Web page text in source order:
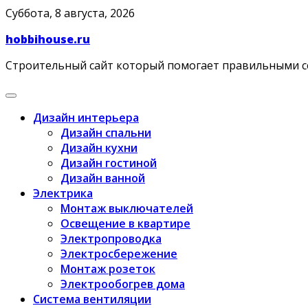
Skip
content
Суббота, 8 августа, 2026
hobbihouse.ru
Строительный сайт который помогает правильными
Дизайн интерьера
Дизайн спальни
Дизайн кухни
Дизайн гостиной
Дизайн ванной
Электрика
Монтаж выключателей
Освещение в квартире
Электропроводка
Электросбережение
Монтаж розеток
Электрообогрев дома
Система вентиляции